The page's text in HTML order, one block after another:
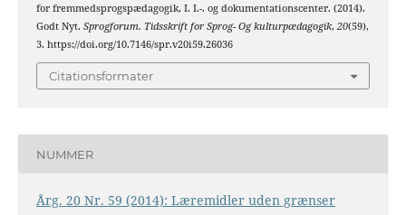
for fremmedsprogspædagogik, I. I.-. og dokumentationscenter. (2014).
Godt Nyt. Sprogforum. Tidsskrift for Sprog- Og kulturpædagogik, 20(59),
3. https://doi.org/10.7146/spr.v20i59.26036
Citationsformater
NUMMER
Årg. 20 Nr. 59 (2014): Læremidler uden grænser